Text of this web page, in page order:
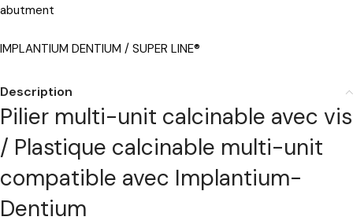
abutment
IMPLANTIUM DENTIUM / SUPER LINE®
Description
Pilier multi-unit calcinable avec vis
/ Plastique calcinable multi-unit
compatible avec Implantium-
Dentium